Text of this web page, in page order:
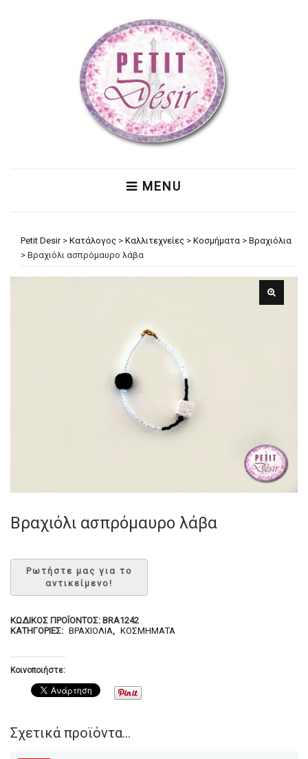
MENU
Petit Desir> Κατάλογος > Καλλιτεχνείες > Κοσμήματα > Βραχιόλια
> Βραχιόλι ασπρόμαυρο λάβα
Βραχιόλι ασπρόμαυρο λάβα
ΚΩΔΙΚΌΣ ΠΡΟΪΌΝΤΟΣ: BRA1242
ΚΑΤΗΓΟΡΊΕΣ: ΒΡΑΧΙΌΛΙΑ, ΚΟΣΜΉΜΑΤΑ
Κοινοποιήστε:
Σχετικά προϊόντα...